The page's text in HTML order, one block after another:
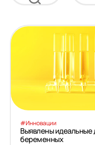
#Инновации
Выявлены
беременных